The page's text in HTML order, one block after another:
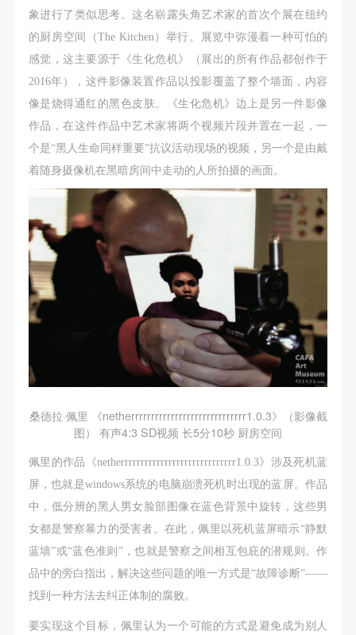
象进行了类似思考。这名崭露头角艺术家的首次个展在纽约
的厨房空间（The Kitchen）举行。展览中弥漫着一种可怕的
感觉，这主要源于《生化危机》（展出的所有作品都创作于
2016年），这件影像装置作品以投影覆盖了整个墙面，内容
像是烧得通红的黑色皮肤。《生化危机》边上是另一件影像
作品，在这件作品中艺术家将两个视频片段并置在一起，一
个是“黑人生命同样重要”抗议活动现场的视频，另一个是由戴
着随身摄像机在黑暗房间中走动的人所拍摄的画面。
桑德拉·佩里 《netherrrrrrrrrrrrrrrrrrrrrrrrrrrrr1.0.3》（影像截
图） 有声4:3 SD视频 长5分10秒 厨房空间
佩里的作品《netherrrrrrrrrrrrrrrrrrrrrrrrrrrrr1.0.3》涉及死机蓝
屏，也就是windows系统的电脑崩溃死机时出现的蓝屏。作品
中，低分辨的黑人男女脸部图像在蓝色背景中旋转，这些男
女都是警察暴力的受害者。在此，佩里以死机蓝屏暗示“静默
蓝墙”或“蓝色准则”，也就是警察之间相互包庇的潜规则。作
品中的旁白指出，解决这些问题的唯一方式是“故障诊断”——
找到一种方法去纠正体制的腐败。
要实现这个目标，佩里认为一个可能的方式是避免成为别人